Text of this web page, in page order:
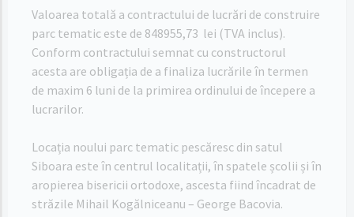
Valoarea totală a contractului de lucrări de construire
parc tematic este de 848955,73 lei (TVA inclus).
Conform contractului semnat cu constructorul
acesta are obligația de a finaliza lucrările în termen
de maxim 6 luni de la primirea ordinului de începere a
lucrarilor.
Locația noului parc tematic pescăresc din satul
Siboara este în centrul localitații, în spatele școlii și în
aropierea bisericii ortodoxe, ascesta fiind încadrat de
străzile Mihail Kogălniceanu – George Bacovia.